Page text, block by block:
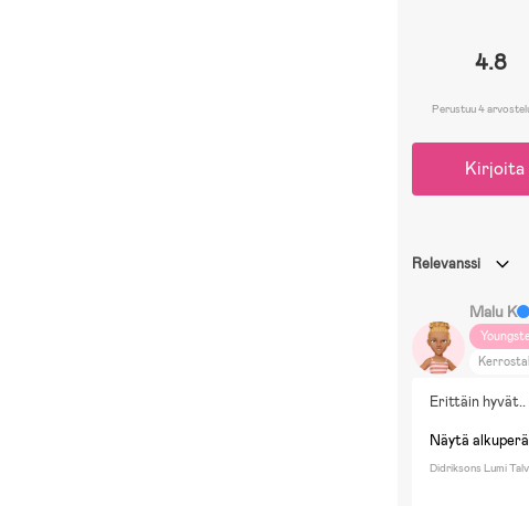
4.8
Perustuu 4
Kirjoita
Relevanssi
Malu K
Erittäin hyvät..
Näytä
Didriksons Lumi